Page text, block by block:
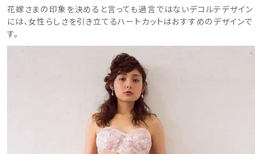
花嫁さまの印象を決めると言っても過言ではないデコルテデザイン
には、女性らしさを引き立てるハートカットはおすすめのデザインで
す。